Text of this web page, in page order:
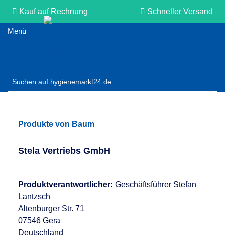
Kauf auf Rechnung Schneller Versand
Produkte von Baum
Stela Vertriebs GmbH
Produktverantwortlicher: Geschäftsführer Stefan
Lantzsch
Altenburger Str. 71
07546 Gera
Deutschland